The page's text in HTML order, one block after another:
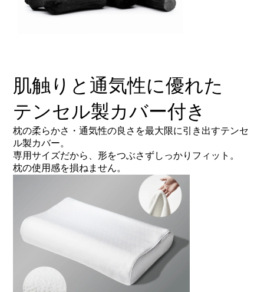
肌触りと通気性に優れた
テンセル製カバー付き
枕の柔らかさ・通気性の良さを最大限に引き出すテンセ
ル製カバー。
専用サイズだから、形をつぶさずしっかりフィット。
枕の使用感を損ねません。